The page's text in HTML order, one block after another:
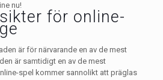
nu!
för online-
är för närvarande en av de mest
är samtidigt en av de mest
spel kommer sannolikt att präglas